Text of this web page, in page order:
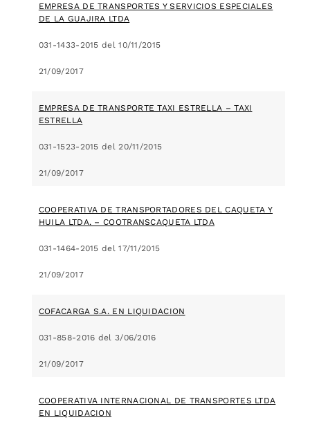
EMPRESA DE TRANSPORTES Y SERVICIOS ESPECIALES
DE LA GUAJIRA LTDA
031-1433-2015 del 10/11/2015
21/09/2017
EMPRESA DE TRANSPORTE TAXI ESTRELLA – TAXI
ESTRELLA
031-1523-2015 del 20/11/2015
21/09/2017
COOPERATIVA DE TRANSPORTADORES DEL CAQUETA Y
HUILA LTDA. – COOTRANSCAQUETA LTDA
031-1464-2015 del 17/11/2015
21/09/2017
COFACARGA S.A. EN LIQUIDACION
031-858-2016 del 3/06/2016
21/09/2017
COOPERATIVA INTERNACIONAL DE TRANSPORTES LTDA
EN LIQUIDACION